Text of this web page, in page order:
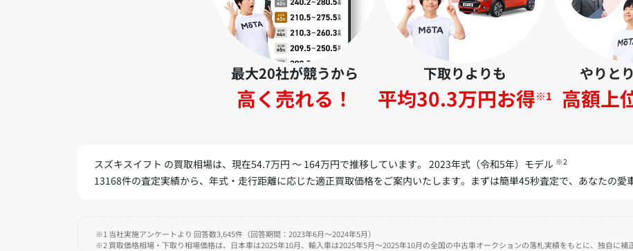
最大20社が競うから
高く売れる！
下取りよりも
平均30.3万円お得※1
やりと
高額上
スズキスイフト の買取相場は、現在54.7万円 ～ 164万円で推移しています。 2023年式（令和5年）モデル ※2
13168件の査定実績から、年式・走行距離に応じた適正買取価格をご案内いたします。まずは簡単45秒査定で、あなたの愛
※1 当社実施アンケートより 回答数3,645件（回答期間：2023年6月～2024年5月）
※2 買取価格相場・下取り相場価格は、日本車は2025年10月、輸入車は2025年5月～2025年10月の全国の中古車オークションの落札実績をもとに、独自に補